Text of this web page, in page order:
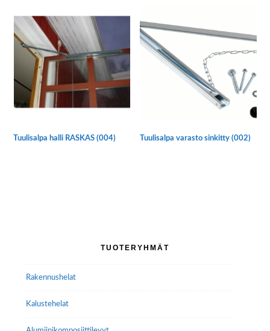
Tuulisalpa halli RASKAS (004) Tuulisalpa varasto sinkitty (002)
TUOTERYHMÄT
Rakennushelat
Kalustehelat